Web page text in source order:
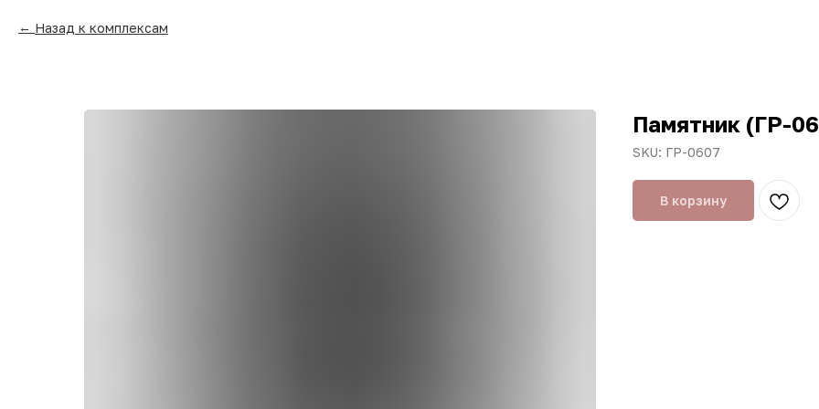
Назад к комплексам
Памятник (ГР-
SKU: ГР-0607
В корзину